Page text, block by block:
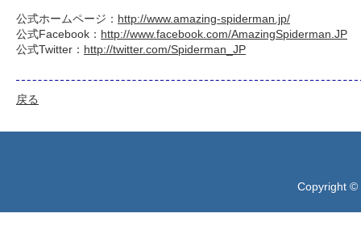
公式ホームページ： http://www.amazing-spiderman.jp/
公式Facebook： http://www.facebook.com/AmazingSpiderman.JP
公式Twitter： http://twitter.com/Spiderman_JP
戻る
Copyright ©